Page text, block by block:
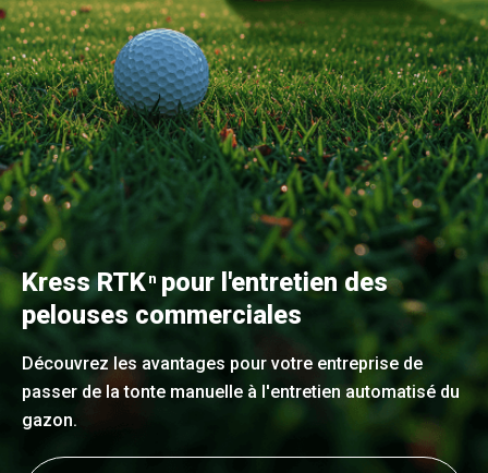
Kress RTK npour l'entretien des
pelouses commerciales
Découvrez les avantages pour votre entreprise de
passer de la tonte manuelle à l'entretien automatisé du
gazon.